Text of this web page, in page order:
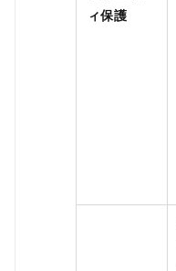
ィ保護